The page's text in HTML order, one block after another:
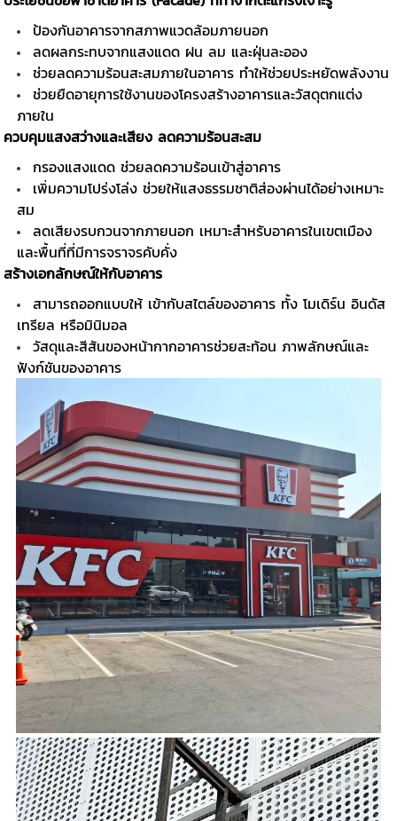
ป้องกันอาคารจากสภาพแวดล้อมภายนอก
ลดผลกระทบจากแสงแดด ฝน ลม และฝุ่นละออง
ช่วยลดความร้อนสะสมภายในอาคาร ทำให้ช่วยประหยัดพลังงาน
ช่วยยืดอายุการใช้งานของโครงสร้างอาคารและวัสดุตกแต่ง
ภายใน
ควบคุมแสงสว่างและเสียง ลดความร้อนสะสม
กรองแสงแดด ช่วยลดความร้อนเข้าสู่อาคาร
เพิ่มความโปร่งโล่ง ช่วยให้แสงธรรมชาติส่องผ่านได้อย่างเหมาะ
สม
ลดเสียงรบกวนจากภายนอก เหมาะสำหรับอาคารในเขตเมือง
และพื้นที่ที่มีการจราจรคับคั่ง
สร้างเอกลักษณ์ให้กับอาคาร
สามารถออกแบบให้ เข้ากับสไตล์ของอาคาร ทั้ง โมเดิร์น อินดัส
เทรียล หรือมินิมอล
วัสดุและสีสันของหน้ากากอาคารช่วยสะท้อน ภาพลักษณ์และ
ฟังก์ชันของอาคาร